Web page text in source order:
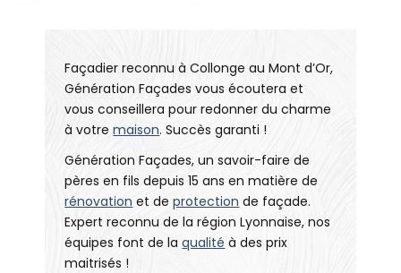
Façadier reconnu à Collonge au Mont d’Or,
Génération Façades vous écoutera et
vous conseillera pour redonner du charme
à votremaison. Succès garanti !
Génération Façades, un savoir-faire de
pères en fils depuis 15 ans en matière de
rénovation et deprotection de façade.
Expert reconnu de la région Lyonnaise, nos
équipes font de laqualité à des prix
maitrisés !